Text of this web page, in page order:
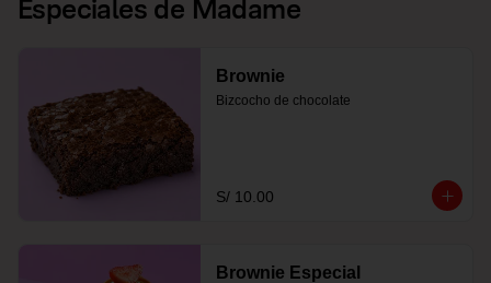
Brownie
Bizcocho de chocolate
S/ 10.00
Brownie Especial